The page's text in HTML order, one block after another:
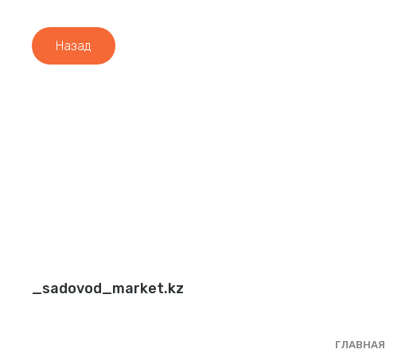
Назад
_sadovod_market.kz
ГЛАВНАЯ